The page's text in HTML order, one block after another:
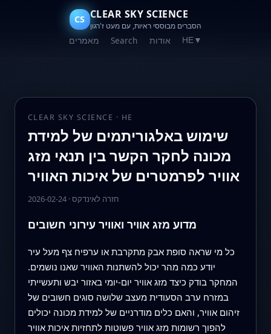
CS CLEAR SKY SCIENCE
הסברים מבוססי ראיות, עם מעט ז'רגון
מאמרים Search אודות HE▼
CLEAR SKY SCIENCE · HE
שימוש באלגוריתמים של למידת
מכונה לחקר הקשר בין תנאי מזג
אוויר לפרמטרים של איכות האוויר
2026-02-24·חזרה לאינדקס
מדוע מזג אוויר ואוויר עירוני חשובים
כל מי שראה סופת אבק מתקרבת או ערפיח צף מעל עיר
יודע כמה מהר יכול להשתנות האוויר שאנו נושמים.
המחקר בודק כיצד מזג אוויר יום‑יומי באזור יבש ותעשייתי
במזרח ערב הסעודית מעצב שלושה סוגים חשובים של
זיהום אוויר, והאם כלים מודרניים של למידת מכונה יכולים
להפוך רשומות מזג אוויר פשוטות לתחזיות איכות אוויר